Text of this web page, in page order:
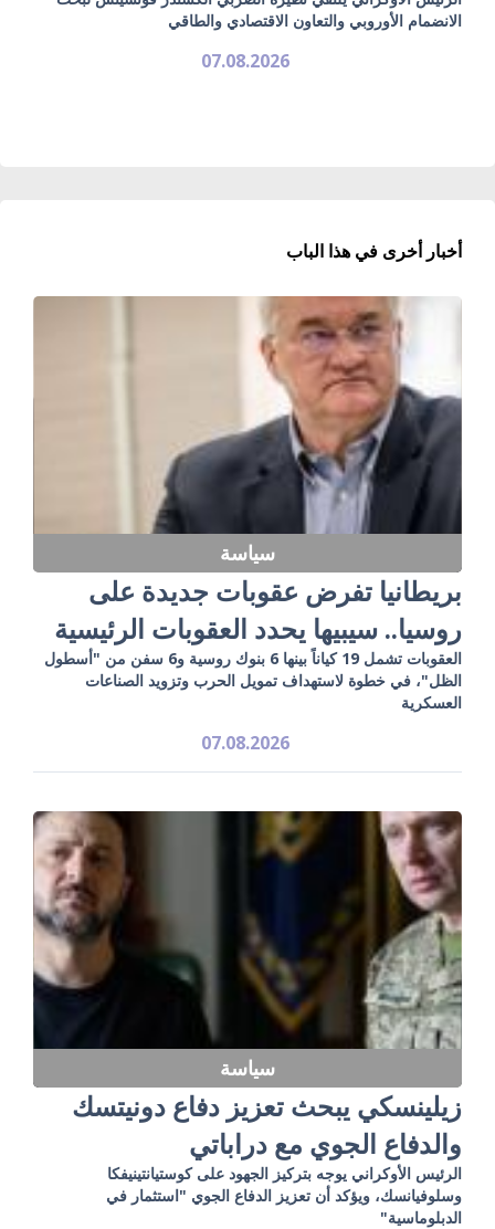
الانضمام الأوروبي والتعاون الاقتصادي والطاقي
07.08.2026
أخبار أخرى في هذا الباب
سياسة
بريطانيا تفرض عقوبات جديدة على
روسيا.. سيبيها يحدد العقوبات الرئيسية
العقوبات تشمل 19 كياناً بينها 6 بنوك روسية و6 سفن من "أسطول
الظل"، في خطوة لاستهداف تمويل الحرب وتزويد الصناعات
العسكرية
07.08.2026
سياسة
زيلينسكي يبحث تعزيز دفاع دونيتسك
والدفاع الجوي مع دراباتي
الرئيس الأوكراني يوجه بتركيز الجهود على كوستيانتينيفكا
وسلوفيانسك، ويؤكد أن تعزيز الدفاع الجوي "استثمار في
الدبلوماسية"